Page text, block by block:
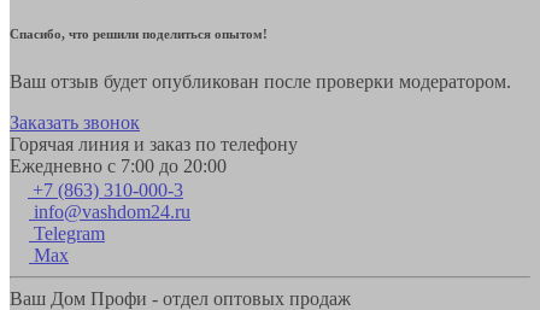
Спасибо, что решили поделиться опытом!
Ваш отзыв будет опубликован после проверки модератором.
Заказать звонок
Горячая линия и заказ по телефону
Ежедневно с 7:00 до 20:00
+7 (863) 310-000-3
info@vashdom24.ru
Telegram
Max
Ваш Дом Профи - отдел оптовых продаж